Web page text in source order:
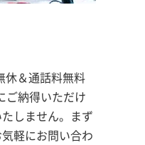
休＆通話料無料
ご納得いただけ
しません。まず
軽にお問い合わ